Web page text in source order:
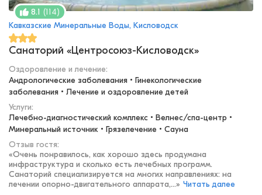
8.1 (114)
Кавказские Минеральные Воды, Кисловодск
Санаторий «Центросоюз-Кисловодск»
Оздоровление и лечение:
Андрологические заболевания • Гинекологические
заболевания • Лечение и оздоровление детей
Услуги:
Лечебно-диагностический комплекс • Велнес/спа-центр •
Минеральный источник • Грязелечение • Сауна
Отзыв гостя:
«Очень понравилось, как хорошо здесь продумана
инфраструктура и сколько есть лечебных программ.
Санаторий специализируется на многих направлениях: на
лечении опорно-двигательного аппарата,...» Читать далее